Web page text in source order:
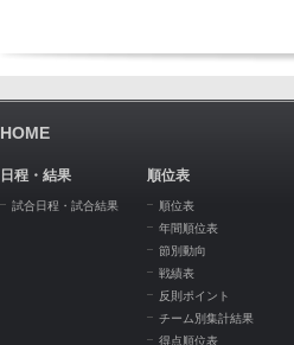
HOME
日程・結果
試合日程・試合結果
順位表
順位表
年間順位表
節別動向
戦績表
反則ポイント
チーム別集計結果
得点順位表